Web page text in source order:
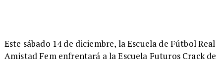
Este sábado 14 de diciembre, la Escuela de Fútbol Real
Amistad Fem enfrentará a la Escuela Futuros Crack de